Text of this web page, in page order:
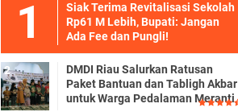
Siak Terima Revitalisasi Sekolah
Rp61 M Lebih, Bupati: Jangan
Ada Fee dan Pungli!
DMDI Riau Salurkan Ratusan
Paket Bantuan dan Tabligh Akbar
untuk Warga Pedalaman Meranti